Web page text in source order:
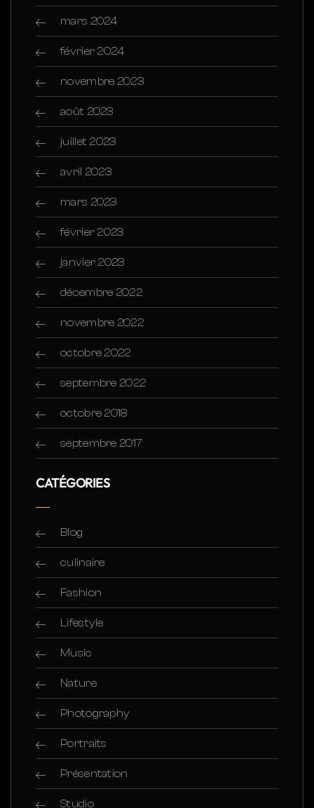
mars 2024
février 2024
novembre 2023
août 2023
juillet 2023
avril 2023
mars 2023
février 2023
janvier 2023
décembre 2022
novembre 2022
octobre 2022
septembre 2022
octobre 2018
septembre 2017
CATÉGORIES
Blog
culinaire
Fashion
Lifestyle
Music
Nature
Photography
Portraits
Présentation
Studio